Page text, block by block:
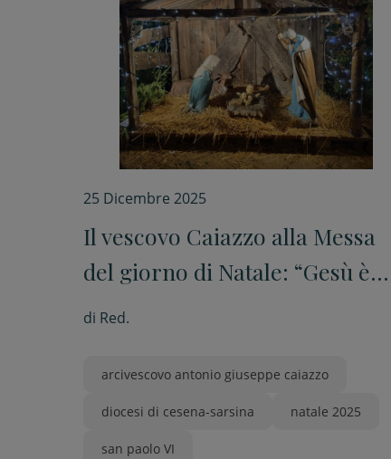
25 Dicembre 2025
Il vescovo Caiazzo alla Messa
del giorno di Natale: “Gesù è
una presenza viva in mezzo a
di Red.
arcivescovo antonio giuseppe caiazzo
diocesi di cesena-sarsina natale 2025
san paolo VI